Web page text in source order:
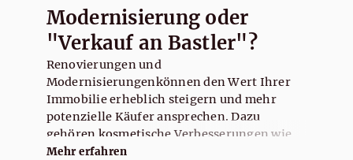
Modernisierung oder
"Verkauf an Bastler"?
Renovierungen und
Modernisierungenkönnen den Wert Ihrer
Immobilie erheblich steigern und mehr
potenzielle Käufer ansprechen. Dazu
gehören kosmetische Verbesserungen wie
frische Farbe und neue Bodenbeläge,
Mehr erfahren